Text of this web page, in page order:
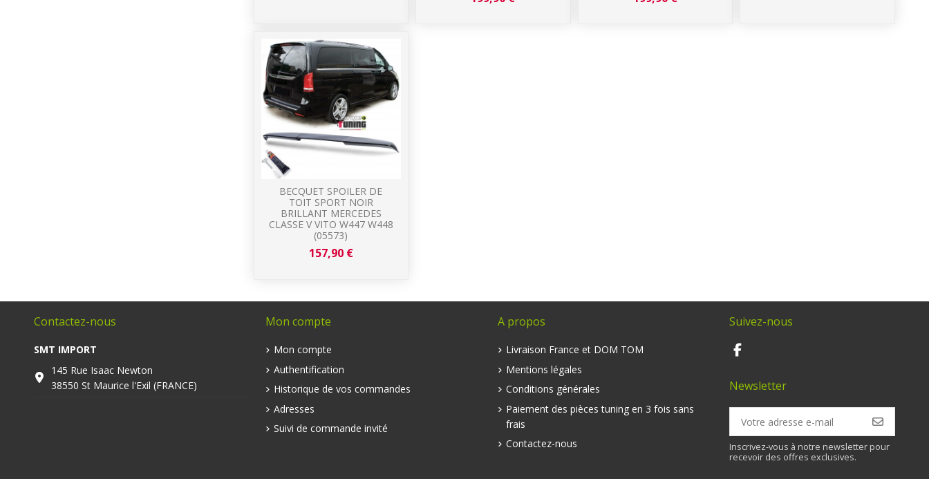
BECQUET SPOILER DE
TOIT SPORT NOIR
BRILLANT MERCEDES
CLASSE V VITO W447 W448
(05573)
157,90 €
Contactez-nous
SMT IMPORT
145 Rue Isaac Newton
38550 St Maurice l'Exil (FRANCE)
Mon compte
Mon compte
Authentification
Historique de vos commandes
Adresses
Suivi de commande invité
A propos
Livraison France et DOM TOM
Mentions légales
Conditions générales
Paiement des pièces tuning en 3 fois sans
frais
Contactez-nous
Suivez-nous
Newsletter
Inscrivez-vous à notre newsletter pour
recevoir des offres exclusives.